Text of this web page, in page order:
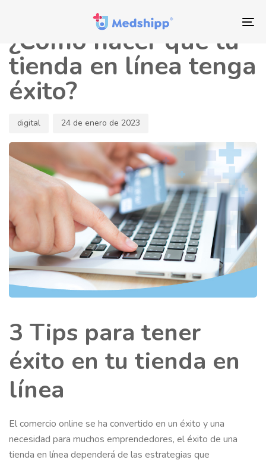
principal
Saltar
¿Cómo hacer que tu
tienda en línea tenga
éxito?
digital 24 de enero de 2023
3 Tips para tener
éxito en tu tienda en
línea
El comercio online se ha convertido en un éxito y una
necesidad para muchos emprendedores, el éxito de una
tienda en línea dependerá de las estrategias que